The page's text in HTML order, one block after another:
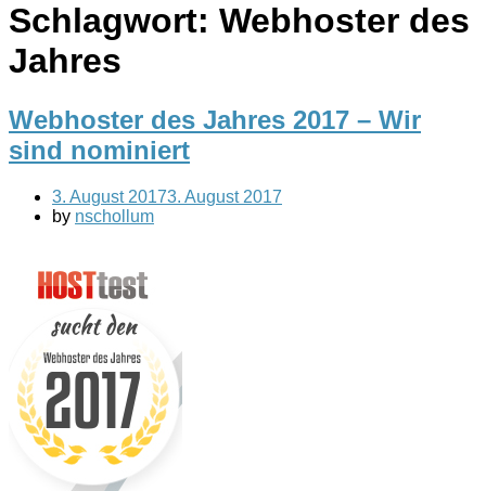
Schlagwort: Webhoster des
Jahres
Webhoster des Jahres 2017 – Wir
sind nominiert
3. August 20173. August 2017
by nschollum